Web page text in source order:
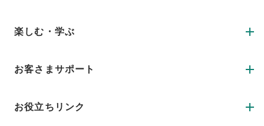
楽しむ・学ぶ
お客さまサポート
お役立ちリンク